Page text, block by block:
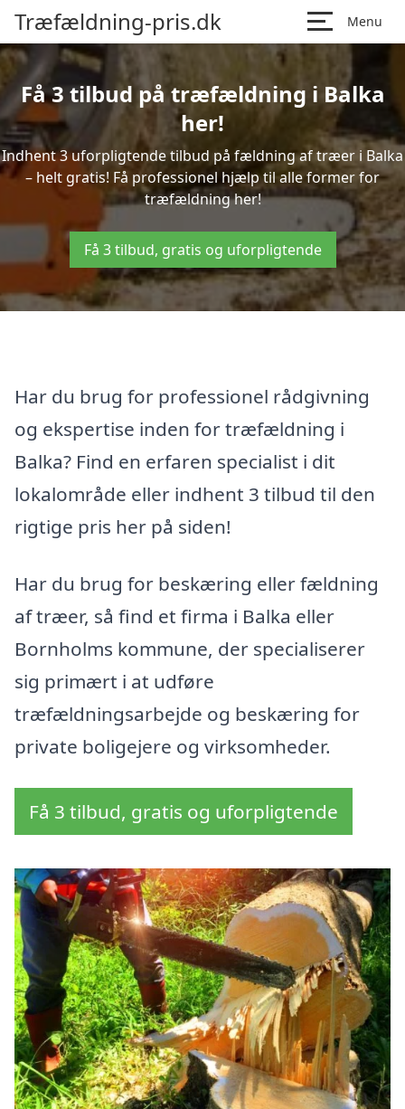
Træfældning-pris.dk Menu
Få 3 tilbud på træfældning i Balka
her!
Indhent 3 uforpligtende tilbud på fældning af træer i Balka
– helt gratis! Få professionel hjælp til alle former for
træfældning her!
Få 3 tilbud, gratis og uforpligtende
Har du brug for professionel rådgivning
og ekspertise inden for træfældning i
Balka? Find en erfaren specialist i dit
lokalområde eller indhent 3 tilbud til den
rigtige pris her på siden!
Har du brug for beskæring eller fældning
af træer, så find et firma i Balka eller
Bornholms kommune, der specialiserer
sig primært i at udføre
træfældningsarbejde og beskæring for
private boligejere og virksomheder.
Få 3 tilbud, gratis og uforpligtende